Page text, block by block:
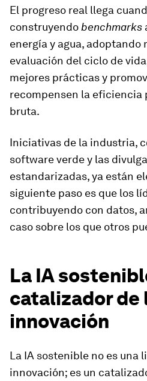
El progreso real llega
construyendobenchmarks
energía y agua, adoptando
evaluación del ciclo de
mejores prácticas y
recompensen la eficiencia
bruta.
Iniciativas de la industria,
software verde y las
estandarizadas, ya están
siguiente paso es que los
contribuyendo con datos,
caso sobre los que otros
La IA
catalizador de
innovación
La IA sostenible no es una
innovación; es un